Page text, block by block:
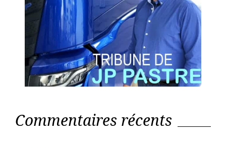
Commentaires récents